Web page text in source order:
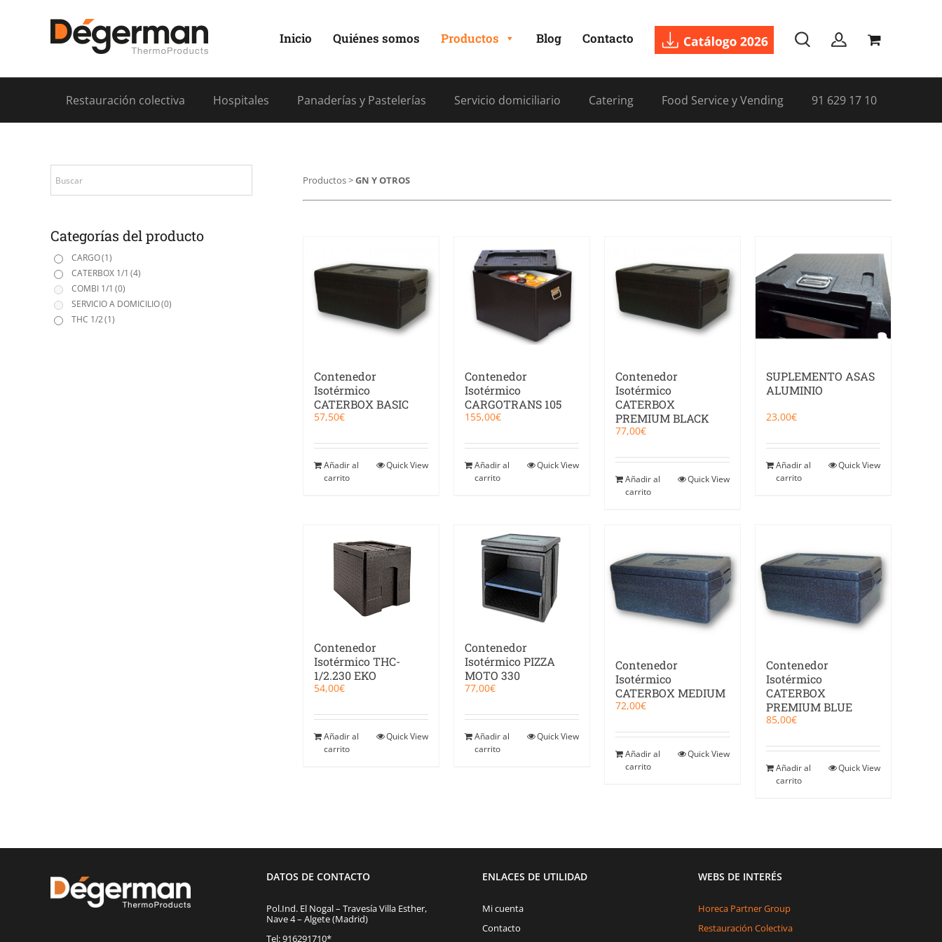
Inicio Quiénes somos Productos Blog Contacto
Restauración colectiva Hospitales Panaderías y Pastelerías Servicio domiciliario Catering Food Service y Vending 91 629 17 10
Productos>GN Y OTROS
Contenedor
Isotérmico
CATERBOX BASIC
57,50€
Añadir al
carrito
Quick View
Contenedor
Isotérmico
CARGOTRANS 105
155,00€
Añadir al
carrito
Quick View
Contenedor
Isotérmico
CATERBOX
PREMIUM BLACK
77,00€
Añadir al
carrito
Quick View
SUPLEMENTO ASAS
ALUMINIO
23,00€
Añadir al
carrito
Quick View
Contenedor
Isotérmico THC-
1/2.230 EKO
54,00€
Añadir al
carrito
Quick View
Contenedor
Isotérmico PIZZA
MOTO 330
77,00€
Añadir al
carrito
Quick View
Contenedor
Isotérmico
CATERBOX MEDIUM
72,00€
Añadir al
carrito
Quick View
Contenedor
Isotérmico
CATERBOX
PREMIUM BLUE
85,00€
Añadir al
carrito
Quick View
Categorías del producto
CARGO(1)
CATERBOX 1/1 (4)
COMBI 1/1 (0)
SERVICIO A DOMICILIO(0)
THC 1/2(1)
DATOS DE CONTACTO
Pol.Ind. El Nogal – Travesía Villa Esther,
Nave 4 – Algete (Madrid)
Tel: 916291710*
ENLACES DE UTILIDAD
Mi cuenta
Contacto
WEBS DE INTERÉS
Horeca Partner Group
Restauración Colectiva